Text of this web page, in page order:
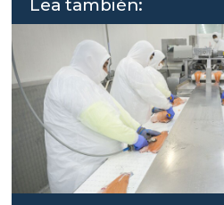
Lea también: